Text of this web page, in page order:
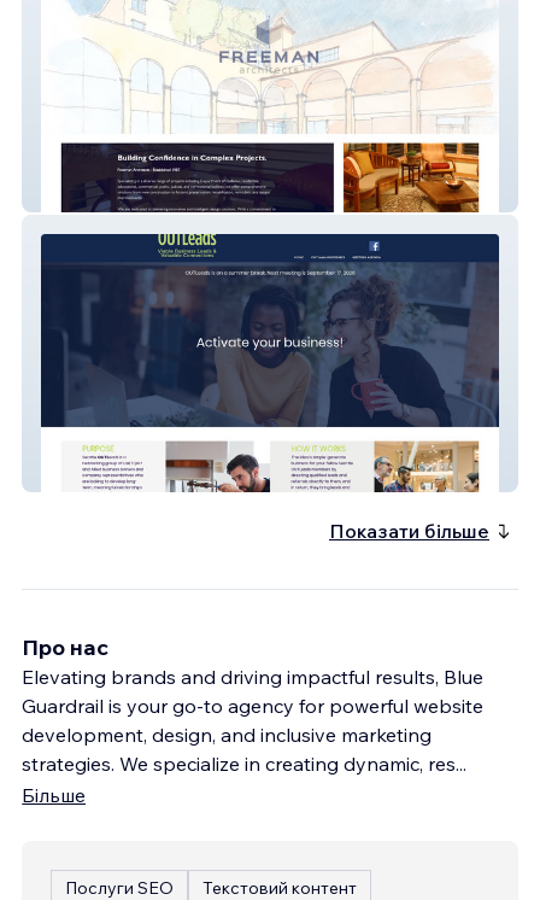
Freeman Architects
Seattle OUTLeads
Показати більше
Про нас
Elevating brands and driving impactful results, Blue
Guardrail is your go-to agency for powerful website
development, design, and inclusive marketing
strategies. We specialize in creating dynamic, res...
Більше
Послуги SEO
Текстовий контент